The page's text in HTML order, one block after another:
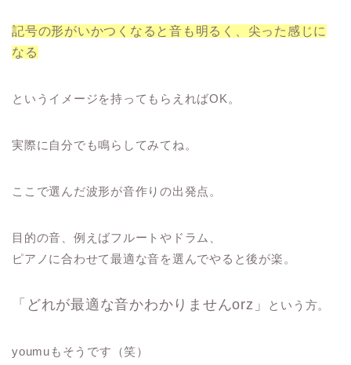
記号の形がいかつくなると音も明るく、尖った感じに
なる
というイメージを持ってもらえればOK。
実際に自分でも鳴らしてみてね。
ここで選んだ波形が音作りの出発点。
目的の音、例えばフルートやドラム、
ピアノに合わせて最適な音を選んでやると後が楽。
「どれが最適な音かわかりませんorz」 という方。
youmuもそうです（笑）